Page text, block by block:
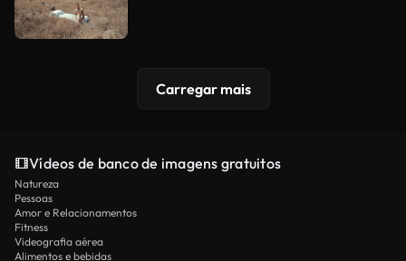
Carregar mais
Vídeos de banco de imagens gratuitos
Natureza
Pessoas
Amor e Relacionamentos
Fitness
Videografia aérea
Alimentos e bebidas